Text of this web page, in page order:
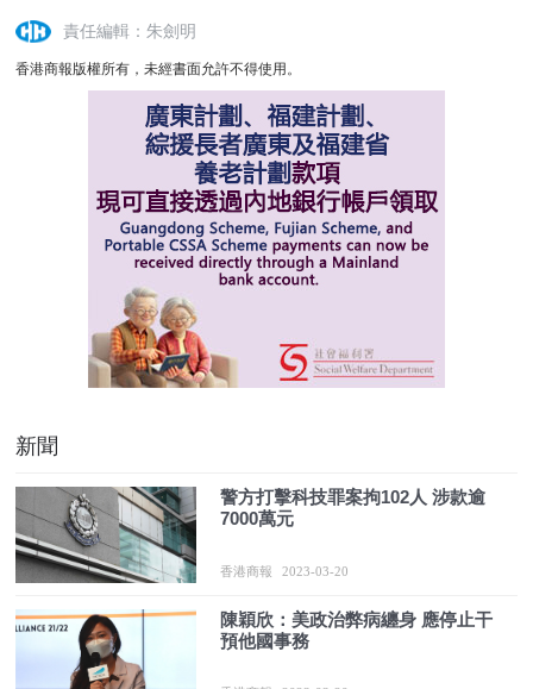
責任編輯：朱劍明
香港商報版權所有，未經書面允許不得使用。
新聞
警方打擊科技罪案拘102人 涉款逾
7000萬元
香港商報 2023-03-20
陳穎欣：美政治弊病纏身 應停止干
預他國事務